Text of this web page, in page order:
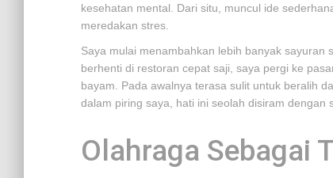
kesehatan mental. Dari situ, muncul ide
meredakan stres.
Saya mulai menambahkan lebih banyak sayuran
berhenti di restoran cepat saji, saya pergi ke
bayam. Pada awalnya terasa sulit untuk beralih
dalam piring saya, hati ini seolah disiram dengan
Olahraga Sebagai